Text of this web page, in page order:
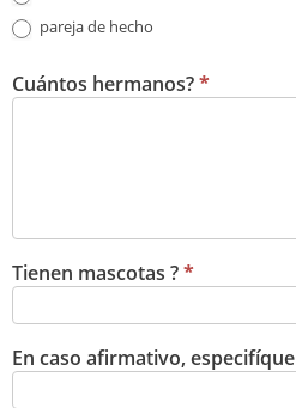
pareja de hecho
Cuántos hermanos?*
Tienen mascotas ?*
En caso afirmativo, especifíque